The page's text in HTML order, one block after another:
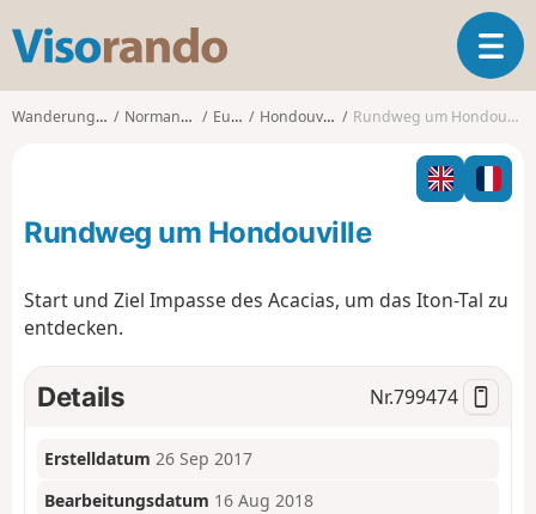
s
o
o
T
o
l
n
g
i
o
Wanderungen Normandie Eure Hondouville Rundweg um Hondouville
Rundweg um Hondouville
Start und Ziel Impasse des Acacias, um das Iton-Tal zu
entdecken.
Details Nr.799474
Erstelldatum 26 Sep 2017
Bearbeitungsdatum 16 Aug 2018